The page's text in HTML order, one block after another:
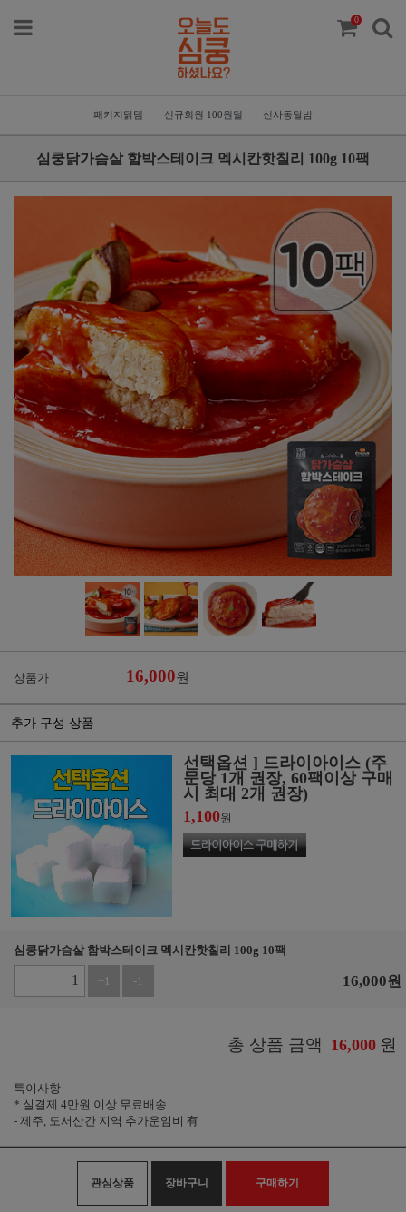
0
패키지닭템 신규회원 100원딜 신사동달밤
심쿵닭가슴살 함박스테이크 멕시칸핫칠리 100g 10팩
상품가 16,000원
추가 구성 상품
선택옵션 ] 드라이아이스 (주
문당 1개 권장, 60팩이상 구매
시 최대 2개 권장)
1,100원
심쿵닭가슴살 함박스테이크 멕시칸핫칠리 100g 10팩
+1 -1 16,000원
총 상품 금액 16,000 원
특이사항
* 실결제 4만원 이상 무료배송
- 제주, 도서산간 지역 추가운임비 有
관심상품 장바구니 구매하기